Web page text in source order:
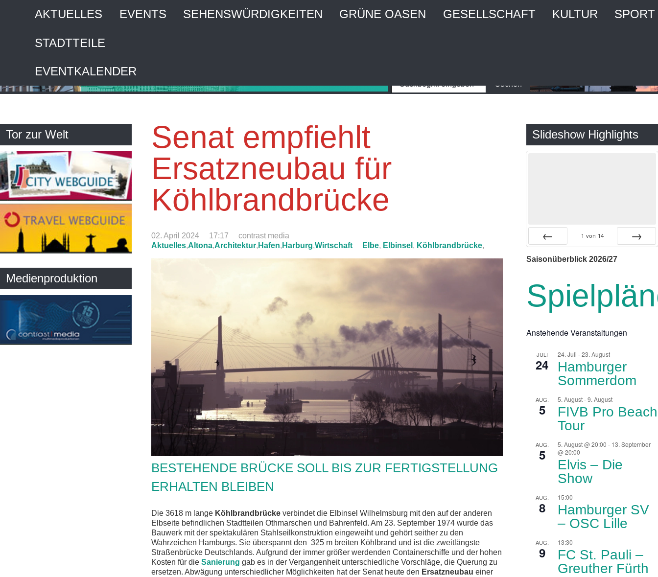
AKTUELLES EVENTS SEHENSWÜRDIGKEITEN GRÜNE OASEN GESELLSCHAFT KULTUR SPORT
STADTTEILE
EVENTKALENDER
Senat empfiehlt
Ersatzneubau für
Köhlbrandbrücke
02. April 2024 17:17
contrast media
Aktuelles,Altona,Architektur, Hafen, Harburg,Wirtschaft Elbe, Elbinsel , Köhlbrandbrücke,
BESTEHENDE BRÜCKE SOLL BIS ZUR FERTIGSTELLUNG
ERHALTEN BLEIBEN
Die 3618 m lange Köhlbrandbrückeverbindet die Elbinsel Wilhelmsburg mit den auf der anderen
Elbseite befindlichen Stadtteilen Othmarschen und Bahrenfeld. Am 23. September 1974 wurde das
Bauwerk mit der spektakulären Stahlseilkonstruktion eingeweiht und gehört seither zu den
Wahrzeichen Hamburgs. Sie überspannt den 325 m breiten Köhlbrand und ist die zweitlängste
Straßenbrücke Deutschlands. Aufgrund der immer größer werdenden Containerschiffe und der hohen
Kosten für die Sanierung gab es in der Vergangenheit unterschiedliche Vorschläge, die Querung zu
ersetzen. Abwägung unterschiedlicher Möglichkeiten hat der Senat heute den Ersatzneubau einer
Tor zur Welt
Medienproduktion
Slideshow Highlights
1 von 14
Saisonüberblick 2026/27
Anstehende Veranstaltungen
JULI
24
24. Juli -23. August
Hamburger
Sommerdom
AUG.
5
5. August-9. August
FIVB Pro Beach
Tour
AUG.
5
5. August @ 20:00 - 13. September
@ 20:00
Elvis – Die
Show
AUG.
8
15:00
Hamburger SV
– OSC Lille
AUG.
9
13:30
FC St. Pauli –
Greuther Fürth